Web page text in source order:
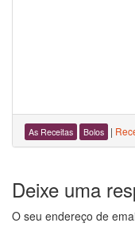
As Receitas Bolos |
Deixe uma
O seu endereço de